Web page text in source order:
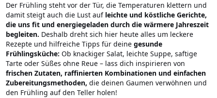
Der Frühling steht vor der Tür, die Temperaturen klettern und
damit steigt auch die Lust auf leichte und köstliche Gerichte,
die uns fit und energiegeladen durch die wärmere Jahreszeit
begleiten. Deshalb dreht sich hier heute alles um leckere
Rezepte und hilfreiche Tipps für deine gesunde
Frühlingsküche: Ob knackiger Salat, leichte Suppe, saftige
Tarte oder Süßes ohne Reue – lass dich inspirieren von
frischen Zutaten, raffinierten Kombinationen und einfachen
Zubereitungsmethoden, die deinen Gaumen verwöhnen und
den Frühling auf den Teller holen!